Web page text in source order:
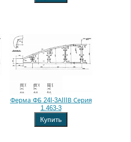
Ферма ФБ 24I-3АIIIВ Серия
1.463-3
Купить